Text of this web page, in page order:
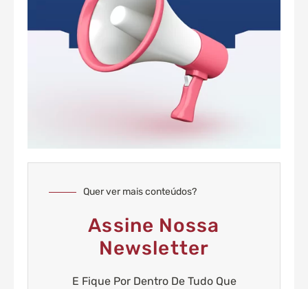
Quer ver mais conteúdos?
Assine Nossa
Newsletter
E Fique Por Dentro De Tudo Que